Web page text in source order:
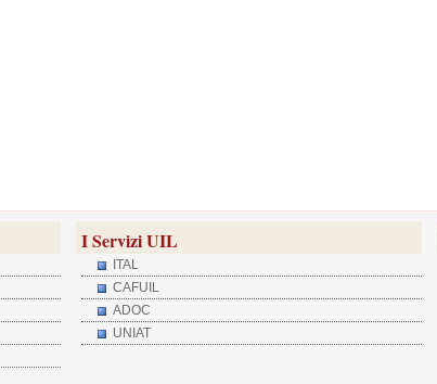
I Servizi UIL
ITAL
CAFUIL
ADOC
UNIAT